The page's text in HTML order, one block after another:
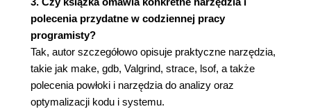
1.9.2. Materiały dostępne w internecie (72)
Rozdział 2. Kompilacja kodu źródłowego (73)
2.1. Wprowadzenie (73)
2.2. Narzędzia kompilujące (74)
2.2.1. Rys historyczny (74)
2.2.2. Zrozumieć program make (77)
polecenia przydatne w codziennej pracy
programisty?
Tak, autor szczegółowo opisuje praktyczne narzędzia,
takie jak make, gdb, Valgrind, strace, lsof, a także
polecenia powłoki i narzędzia do analizy oraz
optymalizacji kodu i systemu.